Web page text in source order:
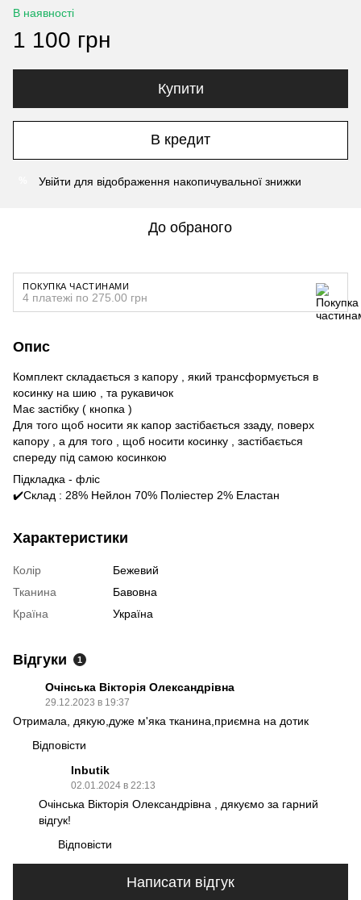
В наявності
1 100 грн
Купити
В кредит
Увійти для відображення накопичувальної знижки
До обраного
ПОКУПКА ЧАСТИНАМИ
4 платежі по 275.00 грн
Опис
Комплект складається з капору , який трансформується в
косинку на шию , та рукавичок
Має застібку ( кнопка )
Для того щоб носити як капор застібається ззаду, поверх
капору , а для того , щоб носити косинку , застібається
спереду під самою косинкою
Підкладка - фліс
✔️Склад : 28% Нейлон 70% Поліестер 2% Еластан
Характеристики
Колір
Бежевий
Тканина
Бавовна
Країна
Україна
Відгуки 1
Очінська Вікторія Олександрівна
29.12.2023 в 19:37
Отримала, дякую,дуже м'яка тканина,приємна на дотик
Відповісти
Inbutik
02.01.2024 в 22:13
Очінська Вікторія Олександрівна , дякуємо за гарний
відгук!
Відповісти
Написати відгук